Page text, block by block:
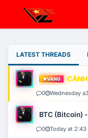
LATEST THREADS
VÀNG
0 Wednesday
BTC (Bitcoin)
0 Today at 2:43